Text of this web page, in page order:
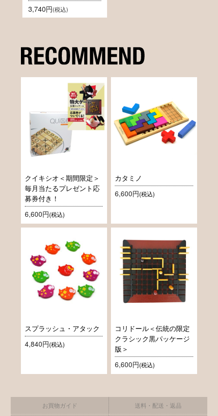
3,740円(税込)
クイキシオ＜期間限定＞
毎月当たるプレゼント応
募券付き！
6,600円(税込)
カタミノ
6,600円(税込)
スプラッシュ・アタック
4,840円(税込)
コリドール＜伝統の限定
クラシック黒パッケージ
版＞
6,600円(税込)
お買物ガイド 送料・配送・返品